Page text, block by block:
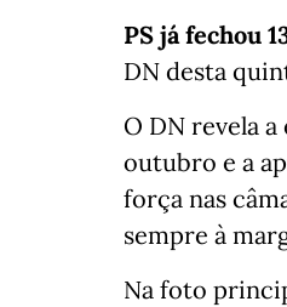
PS já fechou
DN desta
O DN revela
outubro e a
força nas
sempre à
Na foto